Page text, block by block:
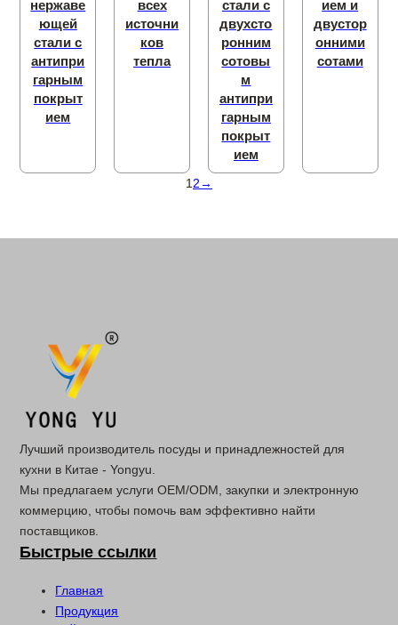
нержаве
ющей
стали с
антипри
гарным
покрыт
ием
всех
источни
ков
тепла
стали с
двухсто
ронним
сотовы
м
антипри
гарным
покрыт
ием
ием и
двустор
онними
сотами
1 2→
Лучший производитель посуды и принадлежностей для
кухни в Китае - Yongyu.
Мы предлагаем услуги OEM/ODM, закупки и электронную
коммерцию, чтобы помочь вам эффективно найти
поставщиков.
Быстрые ссылки
Главная
Продукция